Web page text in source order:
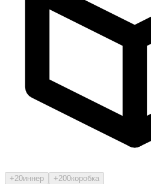
+20иннер +200коробка